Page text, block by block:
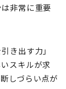
非常に重要
き出す力」
スキルが求
しづらい点が